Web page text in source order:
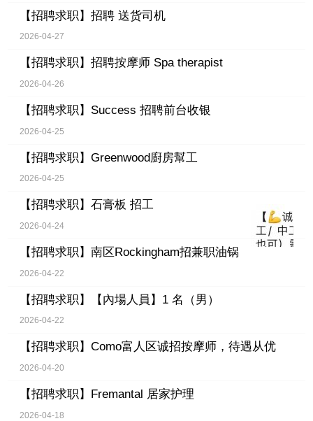
【招聘求职】 招聘 送货司机
2026-04-27
【招聘求职】 招聘按摩师 Spa therapist
2026-04-26
【招聘求职】 Success 招聘前台收银
2026-04-25
【招聘求职】 Greenwood廚房幫工
2026-04-25
【招聘求职】 石膏板 招工
2026-04-24
【招聘求职】 南区Rockingham招兼职油锅
2026-04-22
【招聘求职】 【內場人員】1 名（男）
2026-04-22
【招聘求职】 Como富人区诚招按摩师，待遇从优
2026-04-20
【招聘求职】 Fremantal 居家护理
2026-04-18